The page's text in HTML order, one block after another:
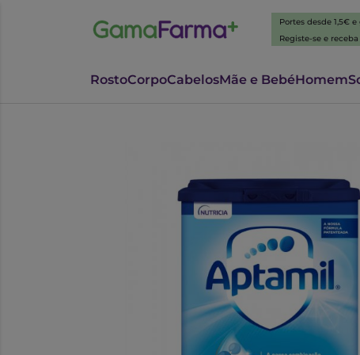
Portes desde 1,5€
Registe-se e
RostoCorpoCabelosMãe e BebéHomem